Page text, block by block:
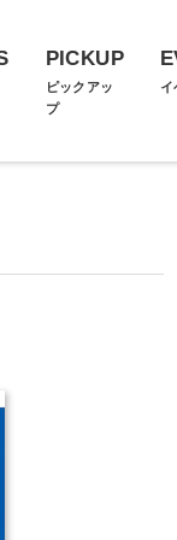
PICKUP
ピックアッ
プ
イ